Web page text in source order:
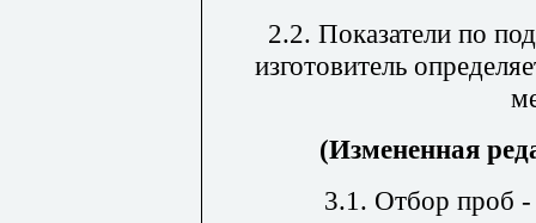
2.2. Показатели по
изготовитель
(Измененная
3.1. Отбор проб